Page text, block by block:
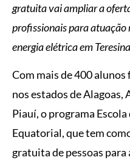
gratuita vai ampliar a
profissionais para atuação
energia elétrica em
Com mais de 400
nos estados de Alagoas,
Piauí, o programa
Equatorial, que tem
gratuita de pessoas